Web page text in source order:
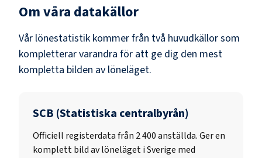
Om våra datakällor
Vår lönestatistik kommer från två huvudkällor som
kompletterar varandra för att ge dig den mest
kompletta bilden av löneläget.
SCB (Statistiska centralbyrån)
Officiell registerdata från 2 400anställda. Ger en
komplett bild av löneläget i Sverige med